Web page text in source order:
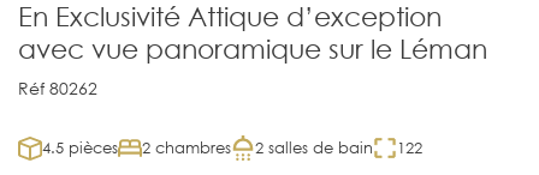
En Exclusivité Attique d’exception
avec vue panoramique sur le Léman
Réf 80262
4.5 pièces 2 chambres 2 salles de bain 122